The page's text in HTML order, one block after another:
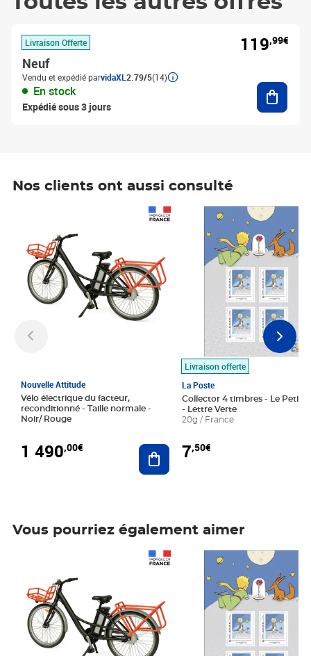
Livraison Offerte
Neuf
Vendu et expédié parvidaXL 2.79/5(14)
En stock
Expédié sous 3 jours
119,99€
Nos clients ont aussi consulté
Nouvelle Attitude
Vélo électrique du facteur,
reconditionné - Taille normale -
Noir/ Rouge
1 490,00€ Ajouter au panier
Livraison offerte
La Poste
Collector 4 timbres - Le Petit
- Lettre Verte
20g / France
7,50€
Prix 7,50€
Vous pourriez également aimer
Prix 7,50€